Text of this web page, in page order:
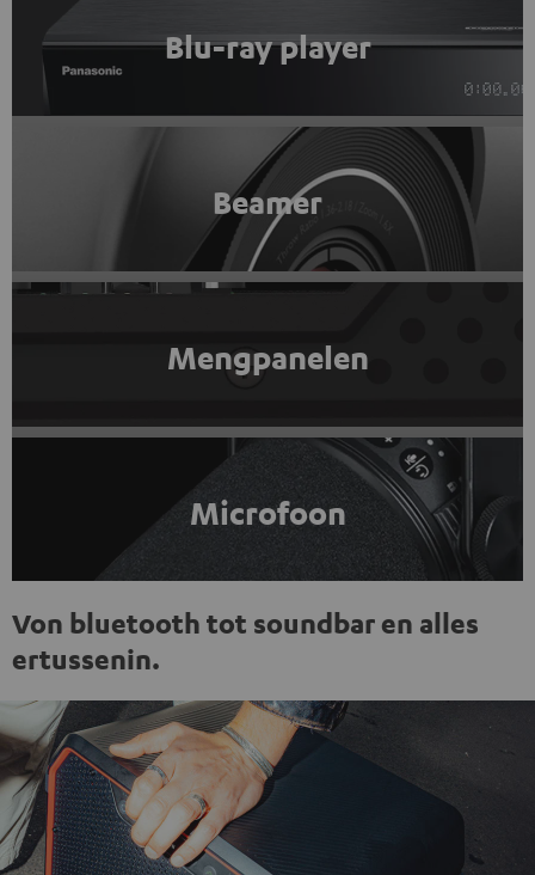
Blu-ray player
Beamer
Mengpanelen
Microfoon
Von bluetooth tot soundbar en alles
ertussenin.